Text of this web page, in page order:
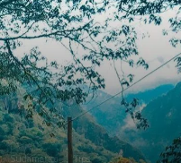
Sudamérica Tips